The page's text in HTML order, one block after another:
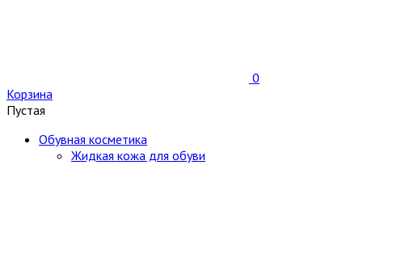
0
Корзина
Пустая
Обувная косметика
Жидкая кожа для обуви